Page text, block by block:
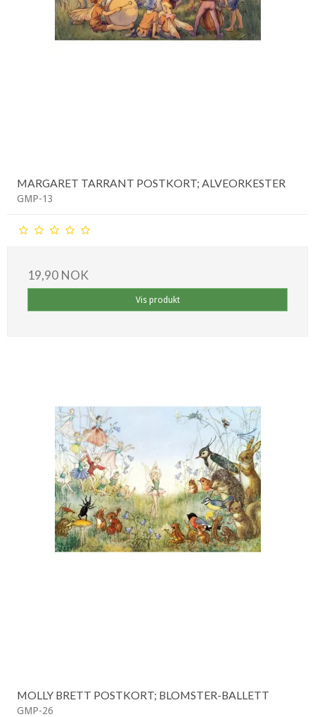
MARGARET TARRANT POSTKORT; ALVEORKESTER
GMP-13
19,90 NOK
Vis produkt
MOLLY BRETT POSTKORT; BLOMSTER-BALLETT
GMP-26